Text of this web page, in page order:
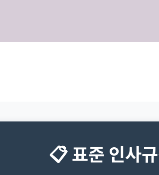
📋 표준 인사